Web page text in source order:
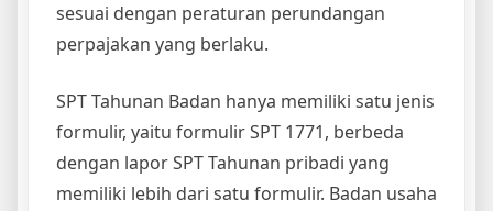
sesuai dengan peraturan perundangan
perpajakan yang berlaku.
SPT Tahunan Badan hanya memiliki satu jenis
formulir, yaitu formulir SPT 1771, berbeda
dengan lapor SPT Tahunan pribadi yang
memiliki lebih dari satu formulir. Badan usaha